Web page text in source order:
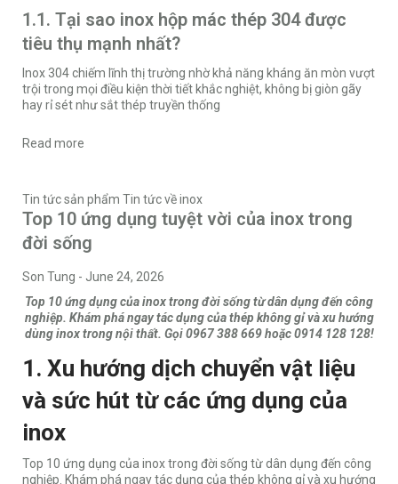
1.1. Tại sao inox hộp mác thép 304 được
tiêu thụ mạnh nhất?
Inox 304 chiếm lĩnh thị trường nhờ khả năng kháng ăn mòn vượt
trội trong mọi điều kiện thời tiết khắc nghiệt, không bị giòn gãy
hay rỉ sét như sắt thép truyền thống
Read more
Tin tức sản phẩm Tin tức về inox
Top 10 ứng dụng tuyệt vời của inox trong
đời sống
Son Tung - June 24, 2026
Top 10 ứng dụng của inox trong đời sống từ dân dụng đến công
nghiệp. Khám phá ngay tác dụng của thép không gỉ và xu hướng
dùng inox trong nội thất. Gọi 0967 388 669 hoặc 0914 128 128!
1. Xu hướng dịch chuyển vật liệu
và sức hút từ các ứng dụng của
inox
Top 10 ứng dụng của inox trong đời sống từ dân dụng đến công
nghiệp. Khám phá ngay tác dụng của thép không gỉ và xu hướng